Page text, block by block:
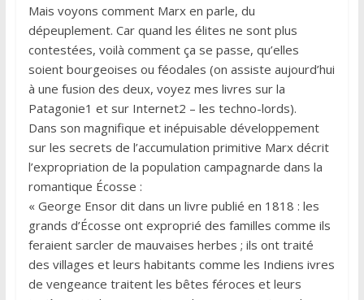
Mais voyons comment Marx en parle, du
dépeuplement. Car quand les élites ne sont plus
contestées, voilà comment ça se passe, qu’elles
soient bourgeoises ou féodales (on assiste aujourd’hui
à une fusion des deux, voyez mes livres sur la
Patagonie1 et sur Internet2 – les techno-lords).
Dans son magnifique et inépuisable développement
sur les secrets de l’accumulation primitive Marx décrit
l’expropriation de la population campagnarde dans la
romantique Écosse :
« George Ensor dit dans un livre publié en 1818 : les
grands d’Écosse ont exproprié des familles comme ils
feraient sarcler de mauvaises herbes ; ils ont traité
des villages et leurs habitants comme les Indiens ivres
de vengeance traitent les bêtes féroces et leurs